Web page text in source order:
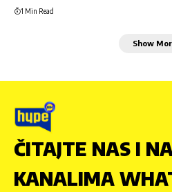
1 Min Read
Show
ČITAJTE NAS I
KANALIMA